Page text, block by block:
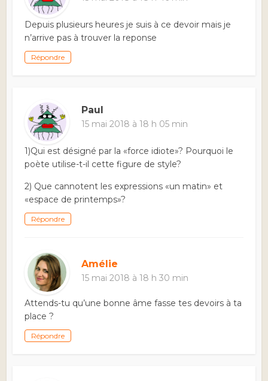
Depuis plusieurs heures je suis à ce devoir mais je
n’arrive pas à trouver la reponse
Répondre
Paul
15 mai 2018 à 18 h 05 min
1)Qui est désigné par la «force idiote»? Pourquoi le
poète utilise-t-il cette figure de style?
2) Que cannotent les expressions «un matin» et
«espace de printemps»?
Répondre
Amélie
15 mai 2018 à 18 h 30 min
Attends-tu qu’une bonne âme fasse tes devoirs à ta
place ?
Répondre